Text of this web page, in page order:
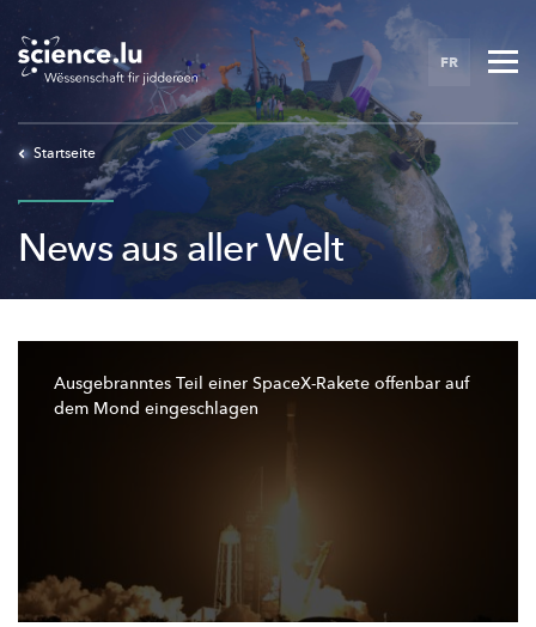
main
content
FR
Startseite
News aus aller Welt
Ausgebranntes Teil einer SpaceX-Rakete offenbar auf
dem Mond eingeschlagen